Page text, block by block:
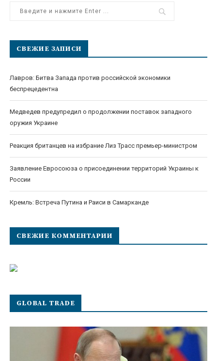
СВЕЖИЕ ЗАПИСИ
Лавров: Битва Запада против российской экономики
беспрецедентна
Медведев предупредил о продолжении поставок западного
оружия Украине
Реакция британцев на избрание Лиз Трасс премьер-министром
Заявление Евросоюза о присоединении территорий Украины к
России
Кремль: Встреча Путина и Раиси в Самарканде
СВЕЖИЕ КОММЕНТАРИИ
GLOBAL TRADE